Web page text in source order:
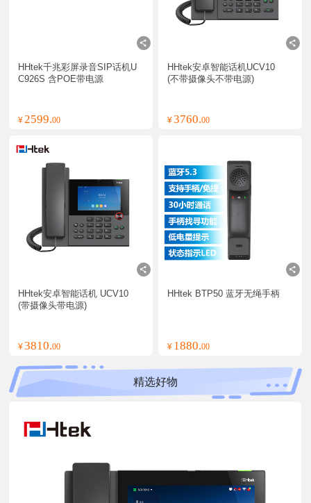
HHtek千兆彩屏录音SIP话机U
C926S 含POE带电源
¥2599.00
HHtek安卓智能话机UCV10
(不带摄像头不带电源)
¥3760.00
HHtek安卓智能话机 UCV10
(带摄像头带电源)
¥3810.00
HHtek BTP50 蓝牙无绳手柄
¥ 1880.00
精选好物